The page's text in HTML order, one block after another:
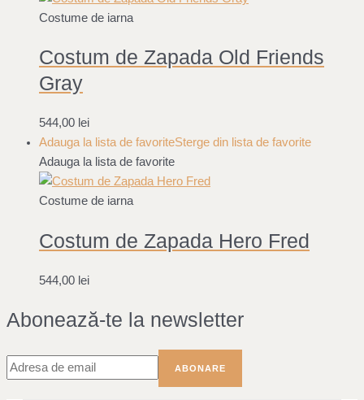
Costume de iarna
Costum de Zapada Old Friends
Gray
544,00 lei
Adauga la lista de favoriteSterge din lista de favorite
Adauga la lista de favorite
Costume de iarna
Costum de Zapada Hero Fred
544,00 lei
Abonează-te la newsletter